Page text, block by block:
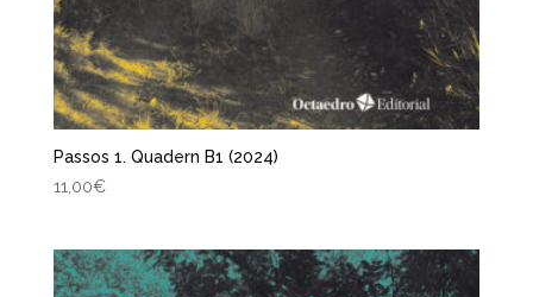
Passos 1. Quadern B1 (2024)
11,00€